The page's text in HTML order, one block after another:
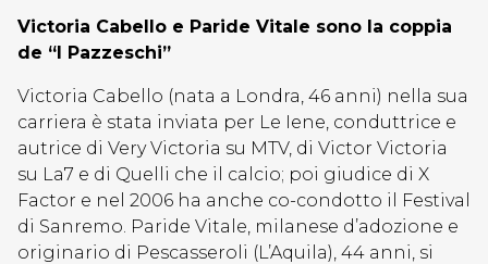
Victoria Cabello e Paride Vitale sono la coppia
de “I Pazzeschi”
Victoria Cabello (nata a Londra, 46 anni) nella sua
carriera è stata inviata per Le Iene, conduttrice e
autrice di Very Victoria su MTV, di Victor Victoria
su La7 e di Quelli che il calcio; poi giudice di X
Factor e nel 2006 ha anche co-condotto il Festival
di Sanremo. Paride Vitale, milanese d’adozione e
originario di Pescasseroli (L’Aquila), 44 anni, si